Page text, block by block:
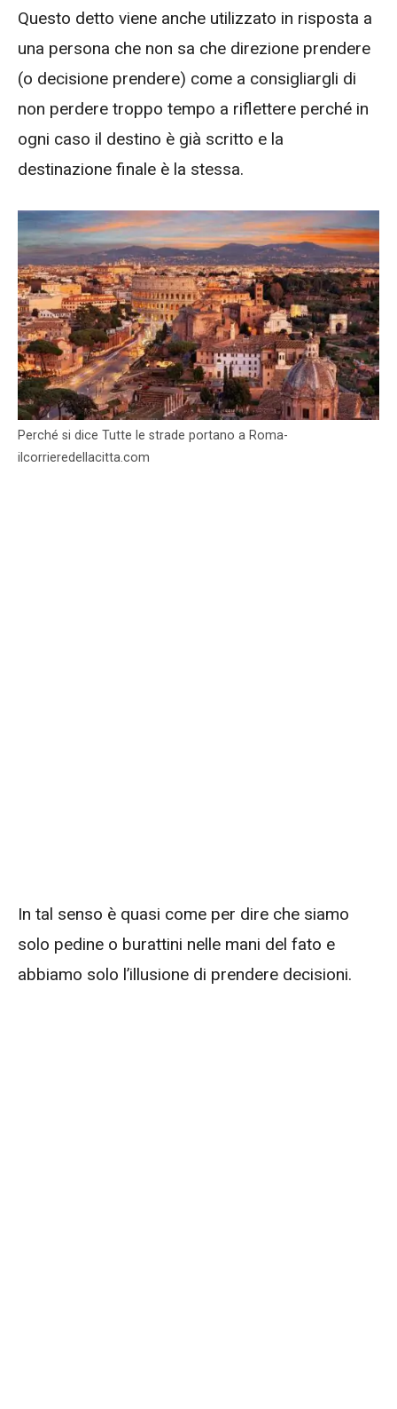
Questo detto viene anche utilizzato in risposta a
una persona che non sa che direzione prendere
(o decisione prendere) come a consigliargli di
non perdere troppo tempo a riflettere perché in
ogni caso il destino è già scritto e la
destinazione finale è la stessa.
Perché si dice Tutte le strade portano a Roma-
ilcorrieredellacitta.com
In tal senso è quasi come per dire che siamo
solo pedine o burattini nelle mani del fato e
abbiamo solo l’illusione di prendere decisioni.